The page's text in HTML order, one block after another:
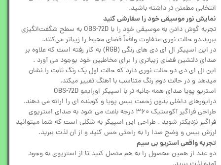
انتخابی مطمئن تر داشته باشید.
نمایش نور موسیقی خود را سفارشی کنید
تجربه گوش دادن به موسیقی خود را با OBS-72D به سطح شگفت‌انگیزی
ببرید.دو حالت نوری متفاوت واقعاً فضای محیط را زیباتر می‌کنند.
در این اسپیکر ال ای دی های رنگی (RGB) به کار رفته است که علاوه بر
صدای دلنشین فضای زیباتری را برای مخاطبین خود بوجود می آورد .
این ال ای دی دو حالت نوری دارد که حالت اول یک رنگ ثابت را نشان
میدهد و در حالت دوم رنگ متناسب با آهنگ تغییر میکند.
استریو پویا صدای همه جانبه تر با اسپیکر اورایمو OBS-72D
درایورهای داخلی بدون زحمت بیس پویا و کوبنده ای را ارائه می دهند.
طراحی فراگیر آکوستیک ۳۶۰ درجه باعث می شود به صدای استریوی
فراگیر نزدیکتر شوید . طراحی این اسپیکر به شکلی است که شما میتوانید
لرزش بیس و وضح صدا را به راحتی حس کنید و از آن لذت ببرید.
تجربه واقعی استریو بی سیم
دو عدد از همین محصول را به هم متصل کنید تا از استریوی به وجود